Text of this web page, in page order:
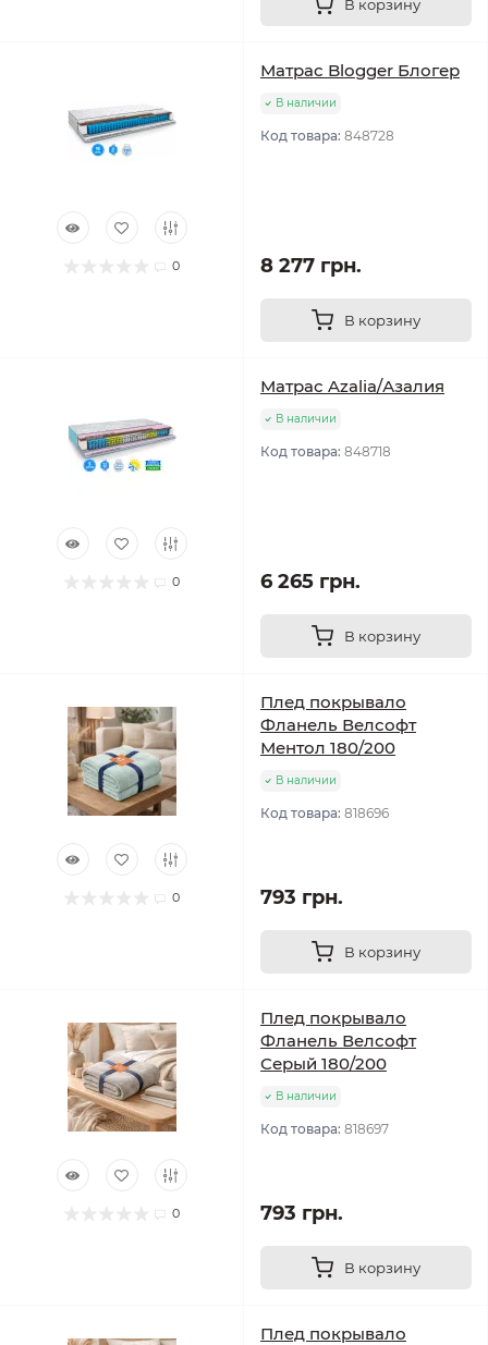
В корзину
0
Матрас Blogger Блогер
В наличии
Код товара: 848728
8 277 грн.
В корзину
0
Матрас Azalia/Азалия
В наличии
Код товара: 848718
6 265 грн.
В корзину
0
Плед покрывало
Фланель Велсофт
Ментол 180/200
В наличии
Код товара: 818696
793 грн.
В корзину
0
Плед покрывало
Фланель Велсофт
Серый 180/200
В наличии
Код товара: 818697
793 грн.
В корзину
Плед покрывало